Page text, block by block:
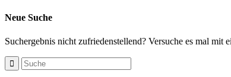
Neue Suche
Suchergebnis nicht zufriedenstellend? Versuche es mal mit